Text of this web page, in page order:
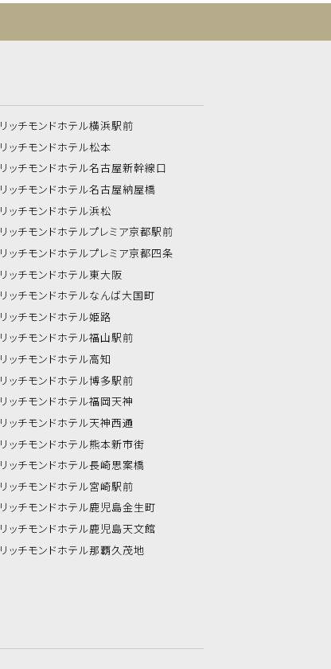
リッチモンドホテル横浜駅前
リッチモンドホテル松本
リッチモンドホテル名古屋新幹線口
リッチモンドホテル名古屋納屋橋
リッチモンドホテル浜松
リッチモンドホテルプレミア京都駅前
リッチモンドホテルプレミア京都四条
リッチモンドホテル東大阪
リッチモンドホテルなんば大国町
リッチモンドホテル姫路
リッチモンドホテル福山駅前
リッチモンドホテル高知
リッチモンドホテル博多駅前
リッチモンドホテル福岡天神
リッチモンドホテル天神西通
リッチモンドホテル熊本新市街
リッチモンドホテル長崎思案橋
リッチモンドホテル宮崎駅前
リッチモンドホテル鹿児島金生町
リッチモンドホテル鹿児島天文館
リッチモンドホテル那覇久茂地